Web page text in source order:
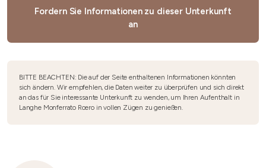
Fordern Sie Informationen zu dieser Unterkunft
an
BITTE BEACHTEN: Die auf der Seite enthaltenen Informationen könnten
sich ändern. Wir empfehlen, die Daten weiter zu überprüfen und sich direkt
an das für Sie interessante Unterkunft zu wenden, um Ihren Aufenthalt in
Langhe Monferrato Roero in vollen Zügen zu genießen.